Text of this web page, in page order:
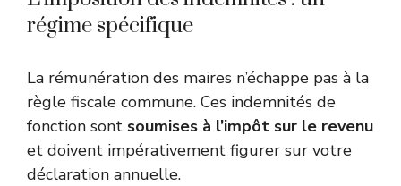
régime spécifique
La rémunération des maires n’échappe pas à la
règle fiscale commune. Ces indemnités de
fonction sont soumises à l’impôt sur le revenu
et doivent impérativement figurer sur votre
déclaration annuelle.